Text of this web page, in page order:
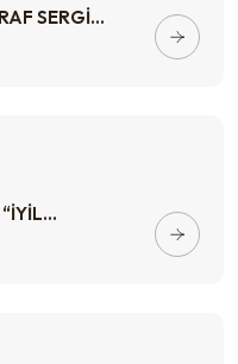
SERGİ...